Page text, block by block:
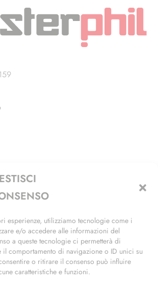
esperienze, utilizziamo tecnologie come i
e/o accedere alle informazioni del
a queste tecnologie ci permetterà di
comportamento di navigazione o ID unici su
o ritirare il consenso può influire
caratteristiche e funzioni.
- Trezzano Sul Naviglio (MI)
3155